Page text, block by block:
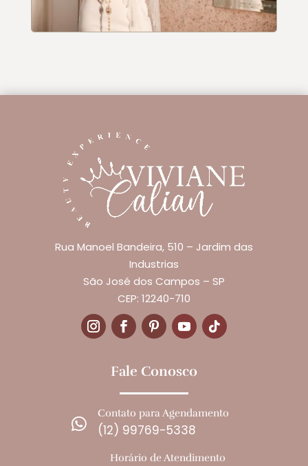
Rua Manoel Bandeira, 510 – Jardim das
Industrias
São José dos Campos – SP
CEP: 12240-710
Fale Conosco

Contato para Agendamento
(12) 99769-5338
Horário de Atendimento